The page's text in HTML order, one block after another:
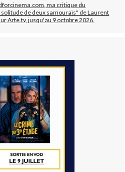
ma critique du
de deux samouraïs" de Laurent
Arte.tv, jusqu'au 9 octobre 2026.